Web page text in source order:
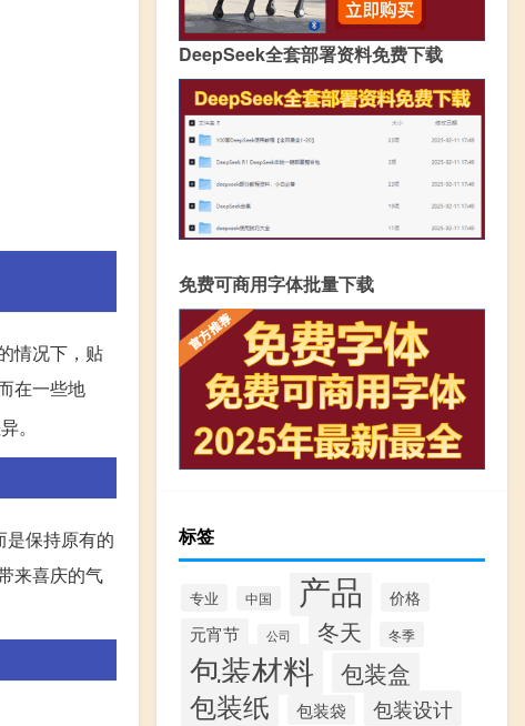
情况下，贴
在一些地
。
是保持原有的
来喜庆的气
DeepSeek全套部署资料免费下载
免费可商用字体批量下载
标签
专业 中国 产品 价格
元宵节 公司 冬天 冬季
包装材料 包装盒
包装纸 包装袋 包装设计